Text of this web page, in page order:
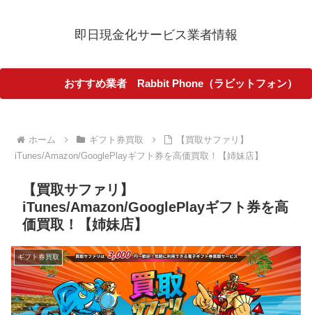
即日現金化サービス業者情報
おすすめ業者 Rabbit Phone（ラビットフォン）
ホーム ギフト券買取
【買取サファリ】
iTunes/Amazon/GooglePlayギフト券を高価買取！【姉妹店】
【買取サファリ】
iTunes/Amazon/GooglePlayギフト券を高
価買取！【姉妹店】
ギフト券買取